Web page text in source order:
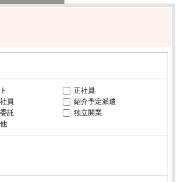
正社員
員
紹介予定派遣
託
独立開業